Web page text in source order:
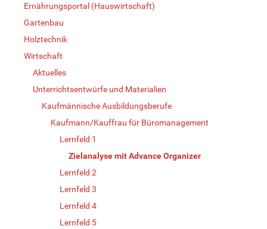
Ernährungsportal (Hauswirtschaft)
Gartenbau
Holztechnik
Wirtschaft
Aktuelles
Unterrichtsentwürfe und Materialien
Kaufmännische Ausbildungsberufe
Kaufmann/Kauffrau für Büromanagement
Lernfeld 1
Zielanalyse mit Advance Organizer
Lernfeld 2
Lernfeld 3
Lernfeld 4
Lernfeld 5